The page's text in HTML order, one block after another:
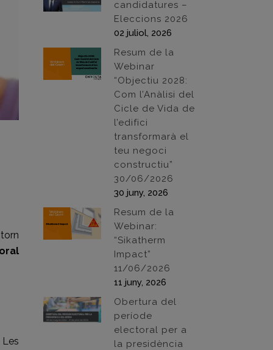
candidatures –
Eleccions 2026
02 juliol, 2026
Resum de la
Webinar
“Objectiu 2028:
Com l’Anàlisi del
Cicle de Vida de
l’edifici
transformarà el
teu negoci
constructiu”
30/06/2026
30 juny, 2026
Resum de la
Webinar:
“Sikatherm
Impact”
11/06/2026
11 juny, 2026
Obertura del
període
electoral per a
la presidència